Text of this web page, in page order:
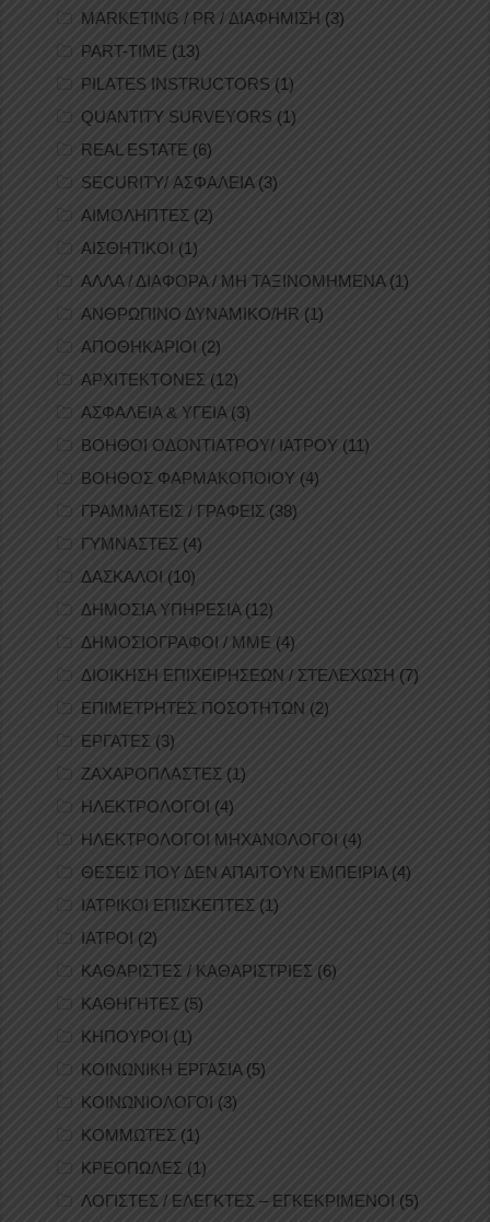
MARKETING / PR / ΔΙΑΦΗΜΙΣΗ (3)
PART-TIME (13)
PILATES INSTRUCTORS (1)
QUANTITY SURVEYORS (1)
REAL ESTATE (6)
SECURITY/ ΑΣΦΑΛΕΙΑ(3)
ΑΙΜΟΛΗΠΤΕΣ (2)
ΑΙΣΘΗΤΙΚΟΙ (1)
ΑΛΛΑ / ΔΙΑΦΟΡΑ / ΜΗ ΤΑΞΙΝΟΜΗΜΕΝΑ(1)
ΑΝΘΡΩΠΙΝΟ ΔΥΝΑΜΙΚΟ/HR (1)
ΑΠΟΘΗΚΑΡΙΟΙ (2)
ΑΡΧΙΤΕΚΤΟΝΕΣ (12)
ΑΣΦΑΛΕΙΑ & ΥΓΕΙΑ (3)
ΒΟΗΘΟΙ ΟΔΟΝΤΙΑΤΡΟΥ/ ΙΑΤΡΟΥ (11)
ΒΟΗΘΟΣ ΦΑΡΜΑΚΟΠΟΙΟΥ (4)
ΓΡΑΜΜΑΤΕΙΣ / ΓΡΑΦΕΙΣ (38)
ΓΥΜΝΑΣΤΕΣ (4)
ΔΑΣΚΑΛΟΙ (10)
ΔΗΜΟΣΙΑ ΥΠΗΡΕΣΙΑ(12)
ΔΗΜΟΣΙΟΓΡΑΦΟΙ / ΜΜΕ (4)
ΔΙΟΙΚΗΣΗ ΕΠΙΧΕΙΡΗΣΕΩΝ / ΣΤΕΛΕΧΩΣΗ (7)
ΕΠΙΜΕΤΡΗΤΕΣ ΠΟΣΟΤΗΤΩΝ (2)
ΕΡΓΑΤΕΣ (3)
ΖΑΧΑΡΟΠΛΑΣΤΕΣ (1)
ΗΛΕΚΤΡΟΛΟΓΟΙ (4)
ΗΛΕΚΤΡΟΛΟΓΟΙ ΜΗΧΑΝΟΛΟΓΟΙ (4)
ΘΕΣΕΙΣ ΠΟΥ ΔΕΝ ΑΠΑΙΤΟΥΝ ΕΜΠΕΙΡΙΑ(4)
ΙΑΤΡΙΚΟΙ ΕΠΙΣΚΕΠΤΕΣ (1)
ΙΑΤΡΟΙ (2)
ΚΑΘΑΡΙΣΤΕΣ / ΚΑΘΑΡΙΣΤΡΙΕΣ (6)
ΚΑΘΗΓΗΤΕΣ (5)
ΚΗΠΟΥΡΟΙ (1)
ΚΟΙΝΩΝΙΚΗ ΕΡΓΑΣΙΑ(5)
ΚΟΙΝΩΝΙΟΛΟΓΟΙ (3)
ΚΟΜΜΩΤΕΣ (1)
ΚΡΕΟΠΩΛΕΣ (1)
ΛΟΓΙΣΤΕΣ / ΕΛΕΓΚΤΕΣ – ΕΓΚΕΚΡΙΜΕΝΟΙ (5)